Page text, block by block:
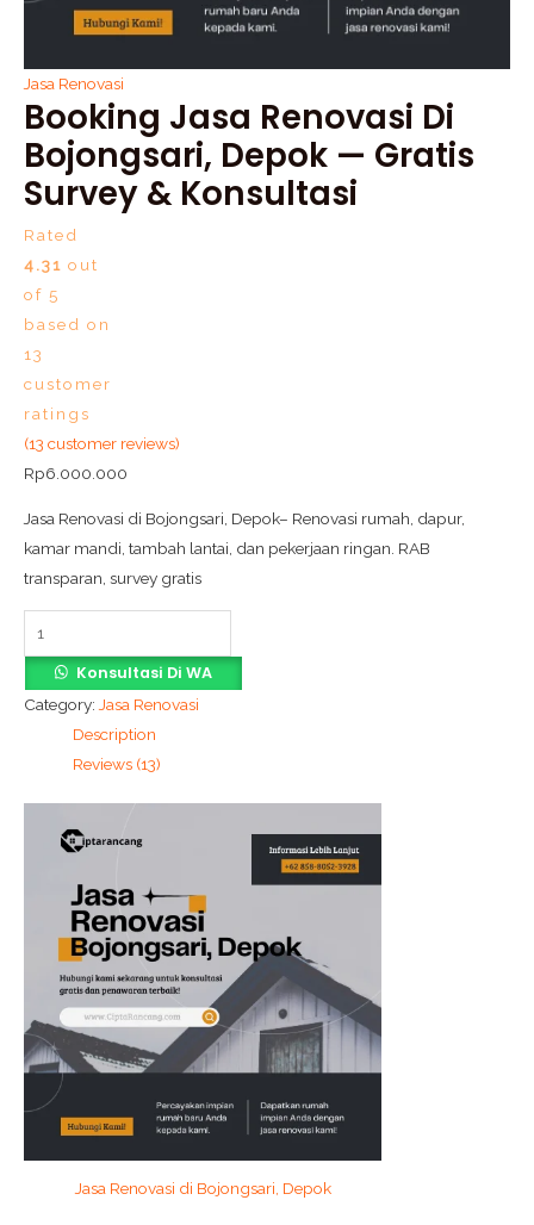
Jasa Renovasi
Booking Jasa Renovasi Di
Bojongsari, Depok — Gratis
Survey & Konsultasi
Rated
4.31 out
of 5
based on
13
customer
ratings
(13 customer reviews)
Rp6.000.000
Jasa Renovasi di Bojongsari, Depok– Renovasi rumah, dapur,
kamar mandi, tambah lantai, dan pekerjaan ringan. RAB
transparan, survey gratis
Konsultasi Di WA
Category: Jasa Renovasi
Description
Reviews (13)
Jasa Renovasi di Bojongsari, Depok